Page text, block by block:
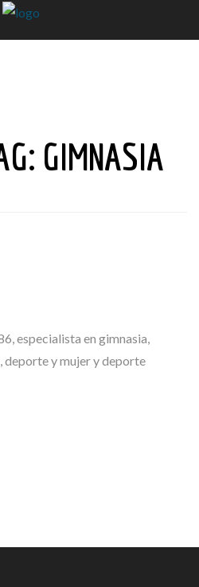
GIMNASIA
especialista en gimnasia,
deporte y mujer y deporte